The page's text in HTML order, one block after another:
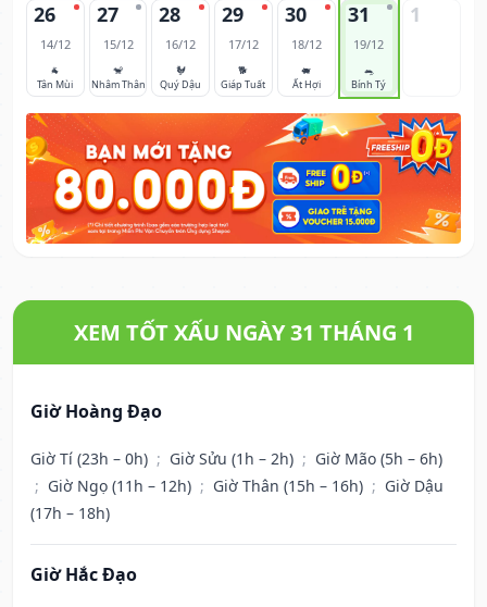
26
14/12
🐐
Tân Mùi
27
15/12
🐒
Nhâm Thân
28
16/12
🐓
Quý Dậu
29
17/12
🐕
Giáp Tuất
30
18/12
🐖
Ất Hợi
31
19/12
🐀
Bính Tý
1
XEM TỐT XẤU NGÀY 31 THÁNG 1
Giờ Hoàng Đạo
Giờ Tí (23h – 0h) ; Giờ Sửu (1h – 2h) ; Giờ Mão (5h – 6h)
; Giờ Ngọ (11h – 12h) ; Giờ Thân (15h – 16h) ; Giờ Dậu
(17h – 18h)
Giờ Hắc Đạo